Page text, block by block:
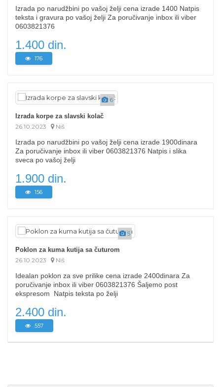
Izrada po narudžbini po vašoj želji cena izrade 1400 Natpis
teksta i gravura po vašoj želji Za poručivanje inbox ili viber
0603821376
1.400 din.
176
6
Izrada korpe za slavski kolač
26.10.2023
Niš
Izrada po narudžbini po vašoj želji cena izrade 1900dinara
Za poručivanje inbox ili viber 0603821376 Natpis i slika
sveca po vašoj želji
1.900 din.
156
5
Poklon za kuma kutija sa čuturom
26.10.2023
Niš
Idealan poklon za sve prilike cena izrade 2400dinara Za
poručivanje inbox ili viber 0603821376 Šaljemo post
ekspresom Natpis teksta po želji
2.400 din.
557